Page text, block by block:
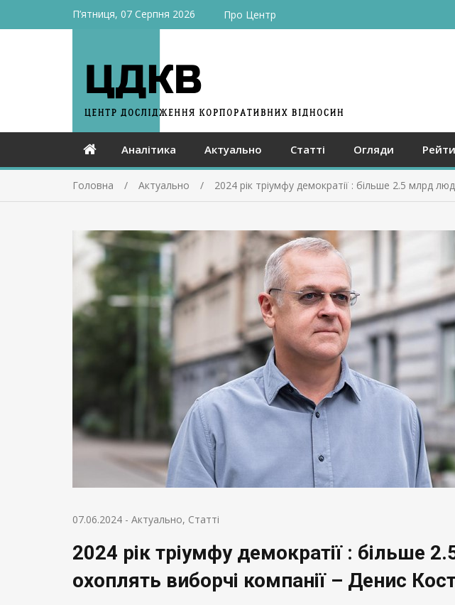
П’ятниця, 07 Серпня 2026 Про Центр
Аналітика Актуально Статті Огляди
Головна Актуально 2024 рік тріумфу демократії : більше 2.5 млрд
07.06.2024 - Актуально, Статті
2024 рік тріумфу демократії : більше
охоплять виборчі компанії – Денис